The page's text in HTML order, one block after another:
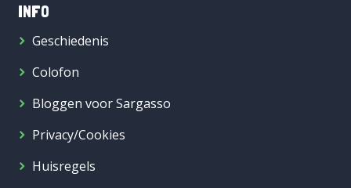
INFO
Geschiedenis
Colofon
Bloggen voor Sargasso
Privacy/Cookies
Huisregels